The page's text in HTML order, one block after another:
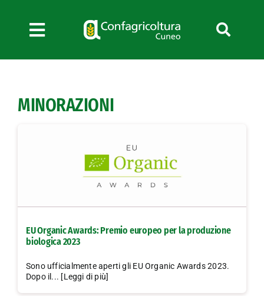
contenuto
Toggle
Navigation
News
Lavora con noi
MINORAZIONI
EU Organic Awards: Premio europeo per la produzione
biologica 2023
Sono ufficialmente aperti gli EU Organic Awards 2023.
Dopo il... [Leggi di più]